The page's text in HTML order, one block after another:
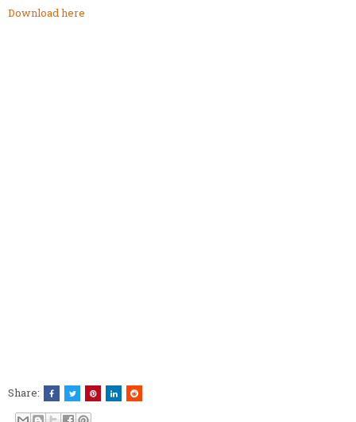
Download here
Share: